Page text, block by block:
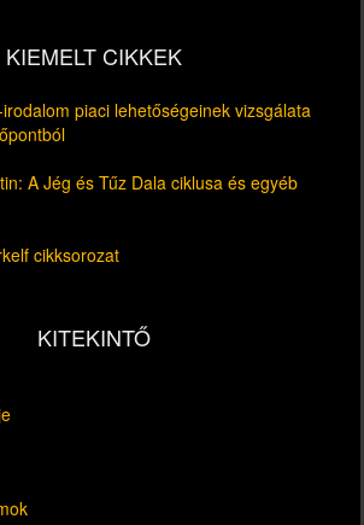
KIEMELT CIKKEK
piaci lehetőségeinek vizsgálata
A Jég és Tűz Dala ciklusa és egyéb
cikksorozat
KITEKINTŐ